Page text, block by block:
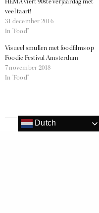
veel taart!
31 december 2016
In "Food"
Visueel smullen met foodfilms op
Foodie Festival Amsterdam
7 november 2018
In "Food"
Dutch